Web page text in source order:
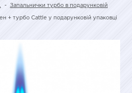
- Запальнички турбо в подарунковій
+ турбо Cattle у подарунковій упаковці